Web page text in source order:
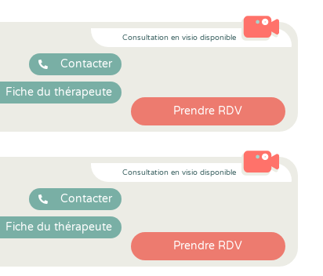
Consultation en visio disponible
Contacter
Fiche du thérapeute
Prendre RDV
Consultation en visio disponible
Contacter
Fiche du thérapeute
Prendre RDV